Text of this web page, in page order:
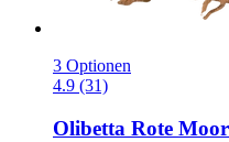
3 Optionen
4.9 (31)
Olibetta Rote